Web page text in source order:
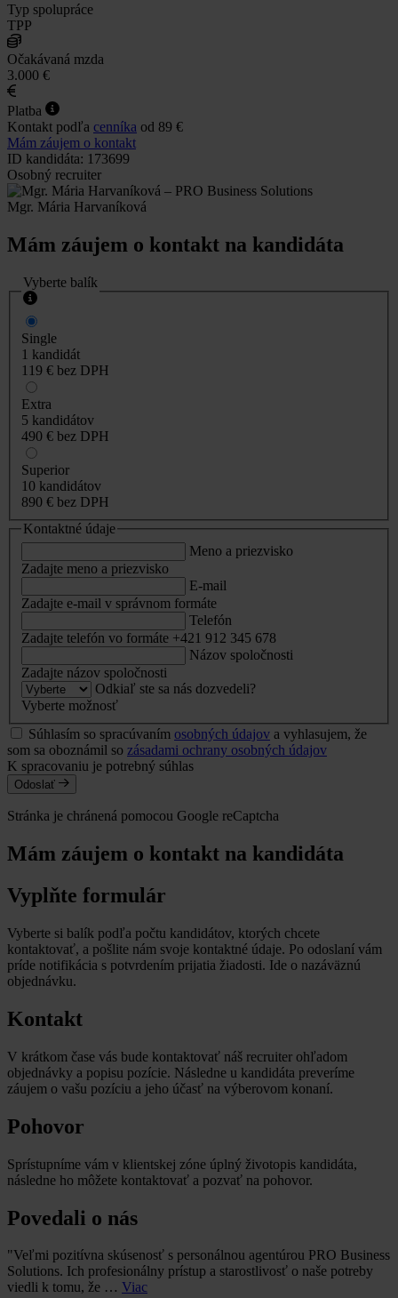
Typ spolupráce
TPP
Očakávaná mzda
3.000 €
Platba
Kontakt podľa cenníka od 89 €
Mám záujem o kontakt
ID kandidáta: 173699
Osobný recruiter
Mgr. Mária Harvaníková
Mám záujem o kontakt na kandidáta
Vyberte balík
Single
1 kandidát
119 € bez DPH
Extra
5 kandidátov
490 € bez DPH
Superior
10 kandidátov
890 € bez DPH
Kontaktné údaje
Meno a priezvisko
Zadajte meno a priezvisko
E-mail
Zadajte e-mail v správnom formáte
Telefón
Zadajte telefón vo formáte +421 912 345 678
Názov spoločnosti
Zadajte názov spoločnosti
Odkiaľ ste sa nás dozvedeli?
Vyberte možnosť
Súhlasím so spracúvaním osobných údajov a vyhlasujem, že
som sa oboznámil so zásadami ochrany osobných údajov
K spracovaniu je potrebný súhlas
Odoslať
Stránka je chránená pomocou Google reCaptcha
Mám záujem o kontakt na kandidáta
Vyplňte formulár
Vyberte si balík podľa počtu kandidátov, ktorých chcete
kontaktovať, a pošlite nám svoje kontaktné údaje. Po odoslaní vám
príde notifikácia s potvrdením prijatia žiadosti. Ide o nazáväznú
objednávku.
Kontakt
V krátkom čase vás bude kontaktovať náš recruiter ohľadom
objednávky a popisu pozície. Následne u kandidáta preveríme
záujem o vašu pozíciu a jeho účasť na výberovom konaní.
Pohovor
Sprístupníme vám v klientskej zóne úplný životopis kandidáta,
následne ho môžete kontaktovať a pozvať na pohovor.
Povedali o nás
"Veľmi pozitívna skúsenosť s personálnou agentúrou PRO Business
Solutions. Ich profesionálny prístup a starostlivosť o naše potreby
viedli k tomu, že … Viac